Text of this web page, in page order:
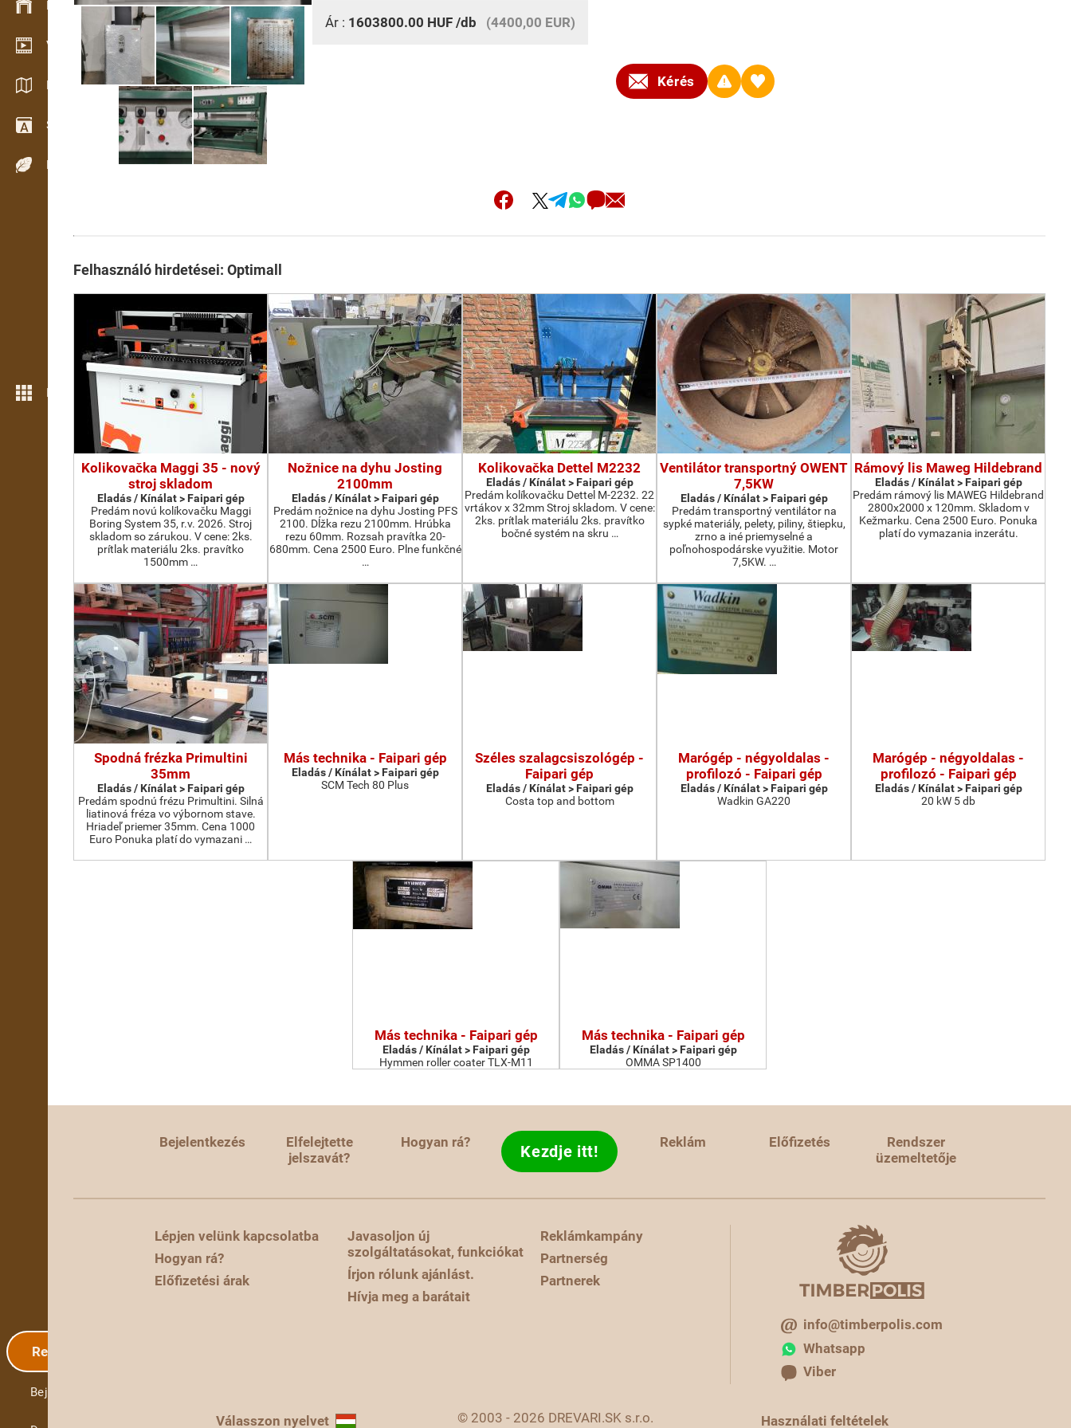
Készlet kezelés
Video bemutatóterem
Katalógusok / Prospektusok
Szótár
Fafajok
Még több funkció
Regisztráció
Bejelentkezés
Ár : 1603800.00 HUF /db (4400,00 EUR)
Kérés
Felhasználó hirdetései: Optimall
Kolikovačka Maggi 35 - nový
stroj skladom
Eladás / Kínálat > Faipari gép
Predám novú kolíkovačku Maggi
Boring System 35, r.v. 2026. Stroj
skladom so zárukou. V cene: 2ks.
prítlak materiálu 2ks. pravítko
1500mm …
Nožnice na dyhu Josting
2100mm
Eladás / Kínálat > Faipari gép
Predám nožnice na dyhu Josting PFS
2100. Dĺžka rezu 2100mm. Hrúbka
rezu 60mm. Rozsah pravítka 20-
680mm. Cena 2500 Euro. Plne funkčné
…
Kolikovačka Dettel M2232
Eladás / Kínálat > Faipari gép
Predám kolíkovačku Dettel M-2232. 22
vrtákov x 32mm Stroj skladom. V cene:
2ks. prítlak materiálu 2ks. pravítko
bočné systém na skru …
Ventilátor transportný OWENT
7,5KW
Eladás / Kínálat > Faipari gép
Predám transportný ventilátor na
sypké materiály, pelety, piliny, štiepku,
zrno a iné priemyselné a
poľnohospodárske využitie. Motor
7,5KW. …
Rámový lis Maweg Hildebrand
Eladás / Kínálat > Faipari gép
Predám rámový lis MAWEG Hildebrand
2800x2000 x 120mm. Skladom v
Kežmarku. Cena 2500 Euro. Ponuka
platí do vymazania inzerátu.
Spodná frézka Primultini
35mm
Eladás / Kínálat > Faipari gép
Predám spodnú frézu Primultini. Silná
liatinová fréza vo výbornom stave.
Hriadeľ priemer 35mm. Cena 1000
Euro Ponuka platí do vymazani …
Más technika - Faipari gép
Eladás / Kínálat > Faipari gép
SCM Tech 80 Plus
Széles szalagcsiszológép -
Faipari gép
Eladás / Kínálat > Faipari gép
Costa top and bottom
Marógép - négyoldalas -
profilozó - Faipari gép
Eladás / Kínálat > Faipari gép
Wadkin GA220
Marógép - négyoldalas -
profilozó - Faipari gép
Eladás / Kínálat > Faipari gép
20 kW 5 db
Más technika - Faipari gép
Eladás / Kínálat > Faipari gép
Hymmen roller coater TLX-M11
Más technika - Faipari gép
Eladás / Kínálat > Faipari gép
OMMA SP1400
Bejelentkezés
Elfelejtette
jelszavát?
Hogyan rá? Kezdje itt! Reklám Előfizetés
Rendszer
üzemeltetője
Lépjen velünk kapcsolatba
Hogyan rá?
Előfizetési árak
Javasoljon új
szolgáltatásokat, funkciókat
Írjon rólunk ajánlást.
Hívja meg a barátait
Reklámkampány
Partnerség
Partnerek
info@timberpolis.com
Whatsapp
Viber
Válasszon nyelvet © 2003 - 2026 DREVARI.SK s.r.o. Használati feltételek